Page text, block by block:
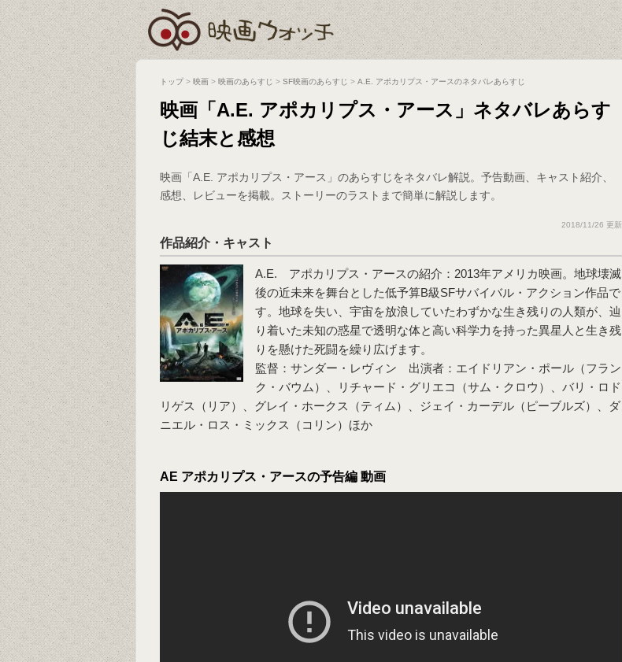
トップ> 映画 > 映画のあらすじ > SF映画のあらすじ > A.E. アポカリプス・アースのネタバレあらすじ
映画「A.E. アポカリプス・アース」ネタバレあらす
じ結末と感想
映画「A.E. アポカリプス・アース」のあらすじをネタバレ解説。予告動画、キャスト紹介、
感想、レビューを掲載。ストーリーのラストまで簡単に解説します。
2018/11/26 更新
作品紹介・キャスト
A.E. アポカリプス・アースの紹介：2013年アメリカ映画。地球壊滅
後の近未来を舞台とした低予算B級SFサバイバル・アクション作品で
す。地球を失い、宇宙を放浪していたわずかな生き残りの人類が、辿
り着いた未知の惑星で透明な体と高い科学力を持った異星人と生き残
りを懸けた死闘を繰り広げます。
監督：サンダー・レヴィン 出演者：エイドリアン・ポール（フラン
ク・バウム）、リチャード・グリエコ（サム・クロウ）、バリ・ロド
リゲス（リア）、グレイ・ホークス（ティム）、ジェイ・カーデル（ピーブルズ）、ダ
ニエル・ロス・ミックス（コリン）ほか
AE アポカリプス・アースの予告編 動画